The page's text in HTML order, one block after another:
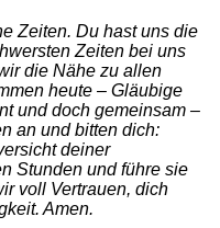
Zeiten. Du hast uns die
Zeiten bei uns
die Nähe zu allen
heute – Gläubige
und doch gemeinsam –
an und bitten dich:
deiner
Stunden und führe sie
voll Vertrauen, dich
Amen.